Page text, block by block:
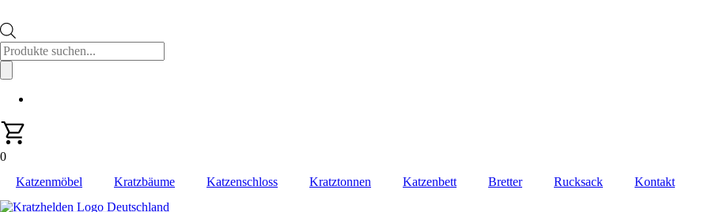
Products
search
0
Katzenmöbel
Kratzbäume Katzenschloss Kratztonnen Katzenbett Bretter Rucksack Kontakt